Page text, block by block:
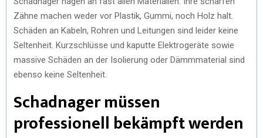
Zähne machen weder vor Plastik, Gummi, noch Holz halt.
Schäden an Kabeln, Rohren und Leitungen sind leider keine
Seltenheit. Kurzschlüsse und kaputte Elektrogeräte sowie
massive Schäden an der Isolierung oder Dämmmaterial sind
ebenso keine Seltenheit.
Schadnager müssen
professionell bekämpft werden